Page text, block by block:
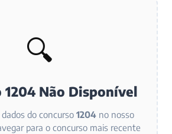
🔍
1204 Não Disponível
do concurso 1204 no nosso
para o concurso mais recente